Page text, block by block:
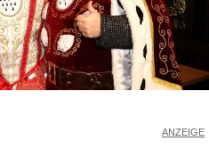
ANZEIGE